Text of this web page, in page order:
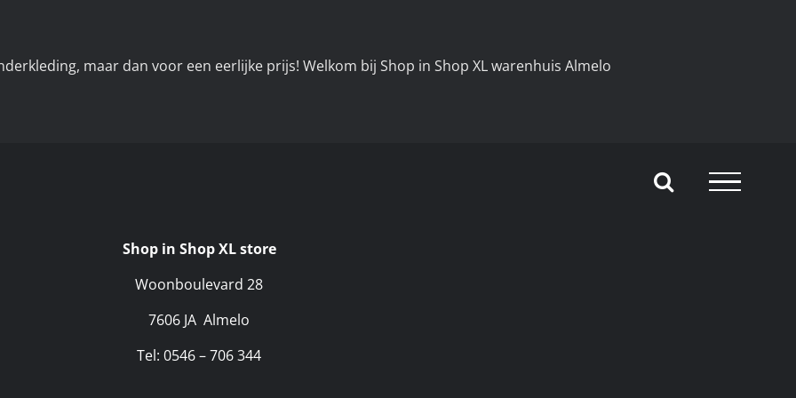
maar dan voor een eerlijke prijs! Welkom bij Shop in Shop XL warenhuis Almelo
Shop in Shop XL store
Woonboulevard 28
7606 JA Almelo
Tel: 0546 – 706 344